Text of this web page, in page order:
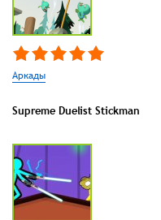
Аркады
Supreme Duelist Stickman